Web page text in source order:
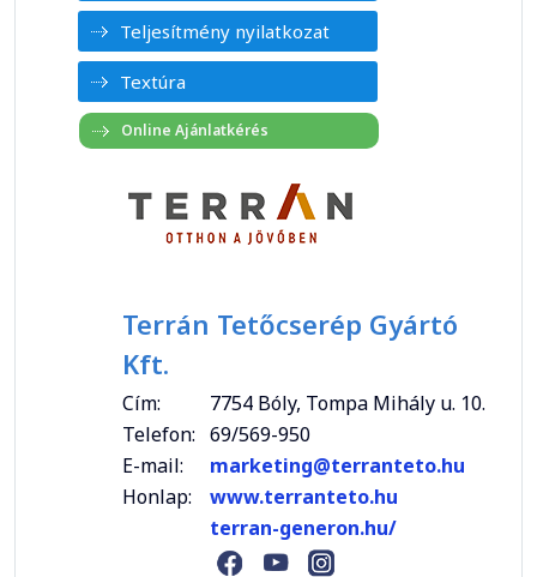
Teljesítmény nyilatkozat
Textúra
Terrán Tetőcserép Gyártó
Kft.
Cím:
7754 Bóly, Tompa Mihály u. 10.
Telefon: 69/569-950
E-mail:
marketing@terranteto.hu
Honlap:
www.terranteto.hu
terran-generon.hu/